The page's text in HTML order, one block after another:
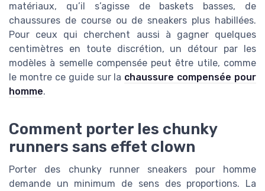
matériaux, qu’il s’agisse de baskets basses, de
chaussures de course ou de sneakers plus habillées.
Pour ceux qui cherchent aussi à gagner quelques
centimètres en toute discrétion, un détour par les
modèles à semelle compensée peut être utile, comme
le montre ce guide sur la chaussure compensée pour
homme.
Comment porter les chunky
runners sans effet clown
Porter des chunky runner sneakers pour homme
demande un minimum de sens des proportions. La